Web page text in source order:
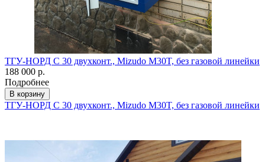
ТГУ-НОРД С 30 двухконт., Mizudo M30T, без газовой линейки
188 000 р.
Подробнее
В корзину
ТГУ-НОРД С 30 двухконт., Mizudo M30T, без газовой линейки